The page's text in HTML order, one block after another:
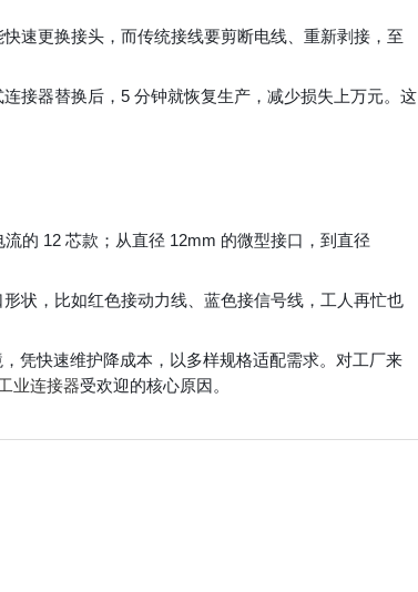
速更换接头，而传统接线要剪断电线、重新剥接，至
接器替换后，5 分钟就恢复生产，减少损失上万元。这
的 12 芯款；从直径 12mm 的微型接口，到直径
状，比如红色接动力线、蓝色接信号线，工人再忙也
凭快速维护降成本，以多样规格适配需求。对工厂来
业连接器受欢迎的核心原因。